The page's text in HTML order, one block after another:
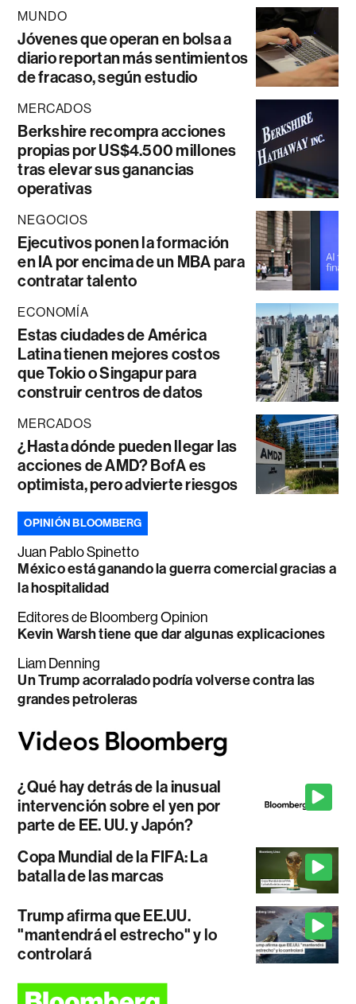
MUNDO
Jóvenes que operan en bolsa a
diario reportan más sentimientos
de fracaso, según estudio
MERCADOS
Berkshire recompra acciones
propias por US$4.500 millones
tras elevar sus ganancias
operativas
NEGOCIOS
Ejecutivos ponen la formación
en IA por encima de un MBA para
contratar talento
ECONOMÍA
Estas ciudades de América
Latina tienen mejores costos
que Tokio o Singapur para
construir centros de datos
MERCADOS
¿Hasta dónde pueden llegar las
acciones de AMD? BofA es
optimista, pero advierte riesgos
OPINIÓN BLOOMBERG
Juan Pablo Spinetto
México está ganando la guerra comercial gracias a
la hospitalidad
Editores de Bloomberg Opinion
Kevin Warsh tiene que dar algunas explicaciones
Liam Denning
Un Trump acorralado podría volverse contra las
grandes petroleras
¿Qué hay detrás de la inusual
intervención sobre el yen por
parte de EE. UU. y Japón?
Copa Mundial de la FIFA: La
batalla de las marcas
Trump afirma que EE.UU.
"mantendrá el estrecho" y lo
controlará